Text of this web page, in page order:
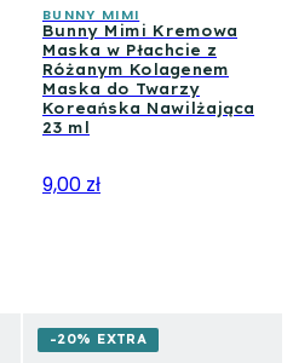
BUNNY MIMI
Bunny Mimi Kremowa
Maska w Płachcie z
Różanym Kolagenem
Maska do Twarzy
Koreańska Nawilżająca
23 ml
9,00 zł
-20% EXTRA